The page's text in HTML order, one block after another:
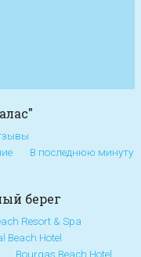
В последнюю минуту
берег
Resort & Spa
Beach Hotel
Bourgas Beach Hotel